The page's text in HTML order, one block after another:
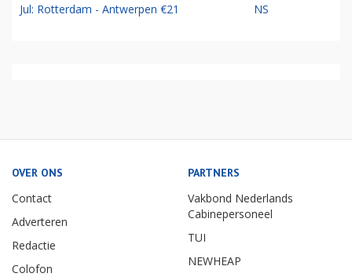
Jul: Rotterdam - Antwerpen €21 NS
OVER ONS
Contact
Adverteren
Redactie
Colofon
PARTNERS
Vakbond Nederlands
Cabinepersoneel
TUI
NEWHEAP